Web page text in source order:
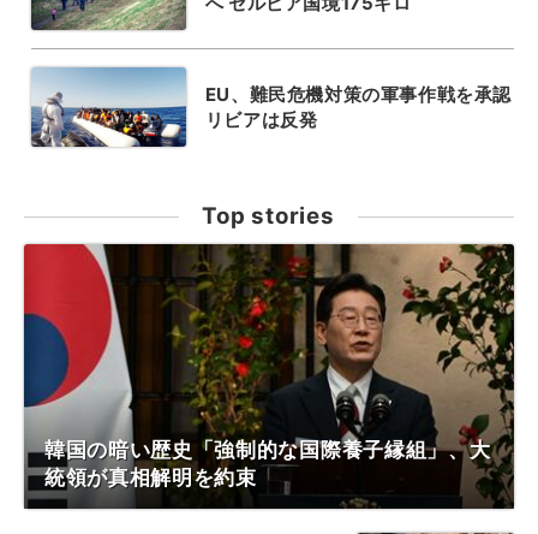
EU、難民危機対策の軍事作戦を承認
リビアは反発
Top stories
韓国の暗い歴史「強制的な国際養子縁組」、大
統領が真相解明を約束